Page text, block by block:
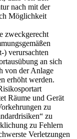
nach mit der
Möglichkeit
zweckgerecht
) verursachten
an sich
von der Anlage
erhöht werden.
Räume und Gerät
zu
zu
zu Fehlern
Verletzungen